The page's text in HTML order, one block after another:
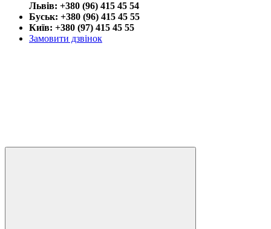
Львів: +380 (96) 415 45 54
Буськ: +380 (96) 415 45 55
Київ: +380 (97) 415 45 55
Замовити дзвінок